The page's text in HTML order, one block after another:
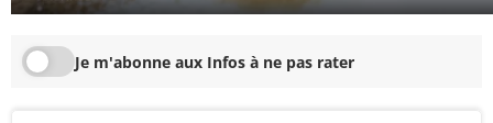
Je m'abonne aux Infos à ne pas rater